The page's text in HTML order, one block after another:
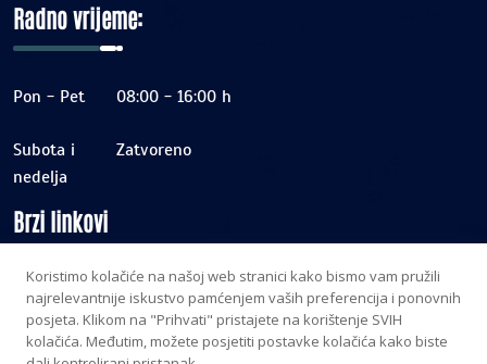
Radno vrijeme:
Pon - Pet 08:00 - 16:00 h
Subota i
nedelja
Zatvoreno
Brzi linkovi
Home
O nama
Koristimo kolačiće na našoj web stranici kako bismo vam pružili
najrelevantnije iskustvo pamćenjem vaših preferencija i ponovnih
posjeta. Klikom na "Prihvati" pristajete na korištenje SVIH
kolačića. Međutim, možete posjetiti postavke kolačića kako biste